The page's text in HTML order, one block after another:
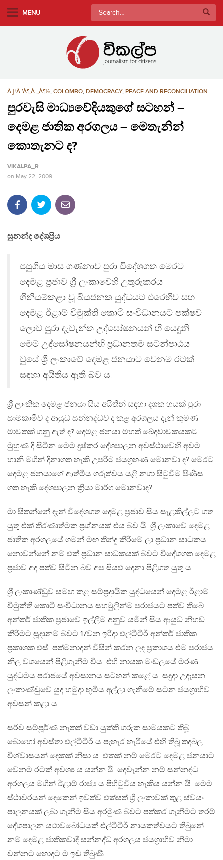
MENU
Search
for:
À·ƑÀ·’À¶‚À·„À¶½, COLOMBO, DEMOCRACY, PEACE AND RECONCILIATION
පුරවැසි මාධ්‍යවේදියකුගේ සටහන් –
දෙමළ ජාතික අරගලය – මෙතැනින්
කොතැනට ද?
VIKALPA_R
on May 22, 2009
සුනන්ද දේශප්‍රිය
පසුගිය මාස ගණනාව පුරා විදේශගත මෙරට
දෙමළ ප්‍රජාව ශ්‍රී ලංකාවෙහි උතුරුකරය
ගිනියම්කළා වූ බියජනක යුද්ධයට එරෙහිව සහ
දෙමළ ඊළාම් විමුක්ති කොටි සංවිධානයට පක්ෂව
ලොව පුරා දැවැන්ත උද්ඝෝෂනයන් හි යෙදුනි.
මෙම උද්ඝෝෂනයන්හි ප්‍රධානතම සටන්පාඨය
වුයේ ශ්‍රී ලංකාවේ දෙමළ ජනයාට වෙනම රටක්
සඳහා අයිතිය ඇති බව ය.
ශ්‍රී ලාංකික දෙමළ ජනයා සිය අයිතීන් සඳහා දශක හයක් පුරා
සාමකාමීව ද ආයුධ සන්නද්ධව ද කළ අරගලය දැන් කුමණ
මාවතක් ගනු ඇත් ද? දෙමළ ජනයා මහත් ඛේදවාචකයකට
මුහුණ දී සිටින මෙම දුෂ්කර දේශපාලන අවස්ථාවෙහි අවම
හානි මගින් දිනාගත හැකි උපරිම ජයග්‍රහණ මොනවා ද? මෙරට
දෙමළ ජනයාගේ ආත්මීය ගරුත්වය යළි නගා සිටුවීම පිණිස
ගත හැකි දේශපාලන ක්‍රියා මාර්ග මොනවාද?
මා සිතන්නේ දැන් විදේශගත දෙමළ ප්‍රජාව සිය සැළකිල්ලට ගත
යුතු එක් තීරණාත්මක ප්‍රශ්නයක් එය බව යි. ශ්‍රී ලංකාවේ දෙමළ
ජාතික අරගලයේ ගමන් මඟ තින්දු කිරීමේ ලා ප්‍රධාන සාධකය
නොවන්නේ නම් එක් ප්‍රධාන සාධකයක් බවට විදේශගත දෙමළ
ප්‍රජාව අද පත්ව සිටින බව අප සියළු දෙනා පිළිගත යුතු ය.
ශ්‍රී ලංකාණ්ඩුව සමඟ කළ සම්ප්‍රදායික යුද්ධයෙන් දෙමළ ඊළාම්
විමුක්ති කොටි සංවිධානය සහමුලින්ම පරාජයට පත්ව තිබේ.
අන්තර් ජාතික ප්‍රජාවේ ඉල්ලීම අනුව යමින් සිය ආයුධ නිහඩ
කිරීමට සූදානම් බවට 17වන ඉරිදා එල්ටීටිඊ අන්තර් ජාතික
ප්‍රකාශක එස්. පත්මනාදන් විසින් කරන ලද ප්‍රකාශය එම පරාජය
නිල වශයෙන් පිළිගැනීම විය. එහි නායක මංඩලයේ මරණ
යුද්ධමය පරාජයේ අවසානය සටහන් කළේ ය. සදුදා උදෑසන
ලංකාණ්ඩුවේ යුද හමුදා භූමිය අල්ලා ගැනීමේ සටන ජයග්‍රාහීව
අවසන් කළා ය.
සර්ව සම්පූර්ණ නැතත් වඩා යුක්ති ගරුක සාමයකට තිබූ
බොහෝ අවස්තා එල්ටීටීඊ ය පැහැර හැරියේ එහි තිබූ තදබල
විශ්වාසයන් දෙකක් නිසා ය. එකක් නම් මෙරට දෙමළ ජනයාට
වෙනම රටක් අවශ්‍ය ය යන්න යි. දෙවැන්න නම් සන්නද්ධ
අරගලය මගින් ඊළාම් රාජ්‍ය ය පිහිටුවිය හැකිය යන්න යි. මෙම
ස්ථාවරයන් දෙකෙන් ඉවත්ව එක්සත් ශ්‍රී ලංකාවක් තුළ ස්වයං
පාලනයක් ලබා ගැනීම සිය අරමුණ බවට පත්කර ගැනීමට තරම්
දේශපාලන යථාවබෝධයක් එල්ටීටිඊ නායකත්වයට තිබුනේ
නම් දෙමළ ජාතිකවාදී සන්නද්ධ අරගලය ජයග්‍රාහීව නිමා
වන්නට හොදට ම ඉඩ තිබුණි.